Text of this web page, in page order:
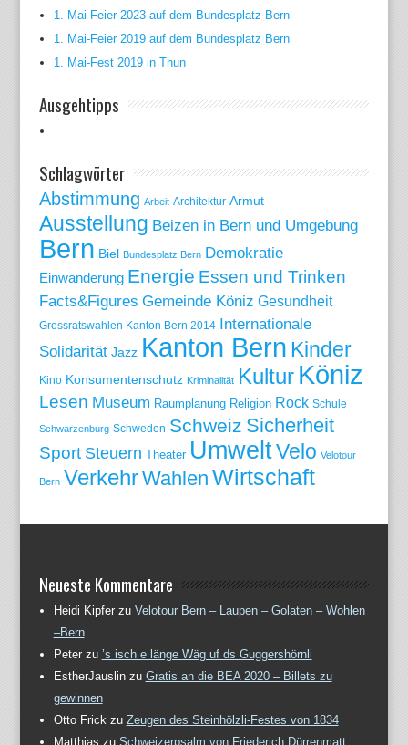
1. Mai-Feier 2023 auf dem Bundesplatz Bern
1. Mai-Feier 2019 auf dem Bundesplatz Bern
1. Mai-Fest 2019 in Thun
Ausgehtipps
Schlagwörter
Abstimmung Arbeit Architektur Armut
Ausstellung Beizen in Bern und Umgebung
Bern Biel Bundesplatz Bern Demokratie
Einwanderung Energie Essen und Trinken
Facts&Figures Gemeinde Köniz Gesundheit
Grossratswahlen Kanton Bern 2014
Internationale
Solidarität Jazz Kanton Bern Kinder
Kino Konsumentenschutz Kriminalität Kultur Köniz
Lesen Museum Raumplanung Religion Rock Schule
Schwarzenburg Schweden Schweiz Sicherheit
Sport Steuern Theater UmweltVelo Velotour
Bern VerkehrWahlen Wirtschaft
Neueste Kommentare
Heidi Kipferzu Velotour Bern – Laupen – Golaten – Wohlen
–Bern
Peterzu ’s isch e länge Wäg uf ds Guggershörnli
EstherJauslinzu Gratis an die BEA 2020 – Billets zu
gewinnen
Otto Frickzu Zeugen des Steinhölzli-Festes von 1834
Matthias zu Schweizerpsalm von Friederich Dürrenmatt